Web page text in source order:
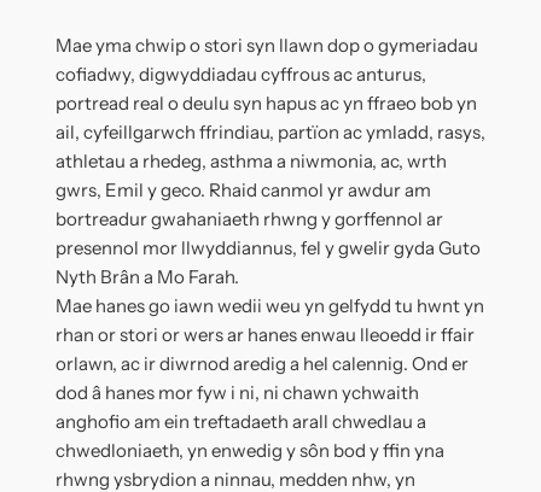
Mae yma chwip o stori syn llawn dop o gymeriadau
cofiadwy, digwyddiadau cyffrous ac anturus,
portread real o deulu syn hapus ac yn ffraeo bob yn
ail, cyfeillgarwch ffrindiau, partïon ac ymladd, rasys,
athletau a rhedeg, asthma a niwmonia, ac, wrth
gwrs, Emil y geco. Rhaid canmol yr awdur am
bortreadur gwahaniaeth rhwng y gorffennol ar
presennol mor llwyddiannus, fel y gwelir gyda Guto
Nyth Brân a Mo Farah.
Mae hanes go iawn wedii weu yn gelfydd tu hwnt yn
rhan or stori or wers ar hanes enwau lleoedd ir ffair
orlawn, ac ir diwrnod aredig a hel calennig. Ond er
dod â hanes mor fyw i ni, ni chawn ychwaith
anghofio am ein treftadaeth arall chwedlau a
chwedloniaeth, yn enwedig y sôn bod y ffin yna
rhwng ysbrydion a ninnau, medden nhw, yn